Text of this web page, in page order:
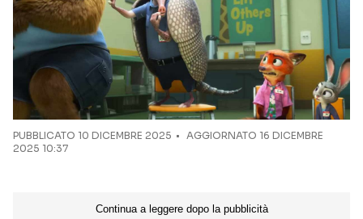
PUBBLICATO 10 DICEMBRE 2025
AGGIORNATO 16 DICEMBRE
2025 10:37